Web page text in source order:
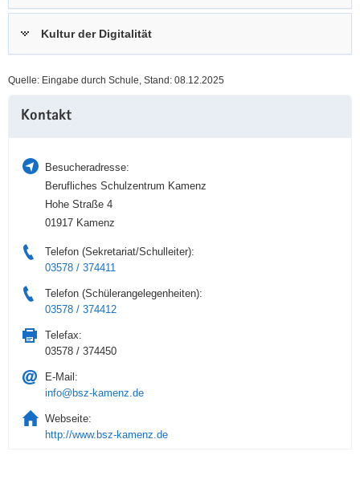
Kultur der Digitalität
Quelle: Eingabe durch Schule, Stand: 08.12.2025
Information
Kontakt
Besucheradresse:
Berufliches Schulzentrum Kamenz
Hohe Straße 4
01917 Kamenz
Telefon (Sekretariat/Schulleiter):
03578 / 374411
Telefon (Schülerangelegenheiten):
03578 / 374412
Telefax:
03578 / 374450
E-Mail:
info@bsz-kamenz.de
Webseite:
http://www.bsz-kamenz.de